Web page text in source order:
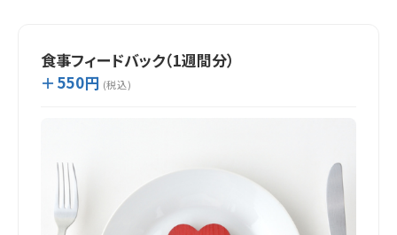
食事フィードバック（1週間分）
＋550円 (税込)